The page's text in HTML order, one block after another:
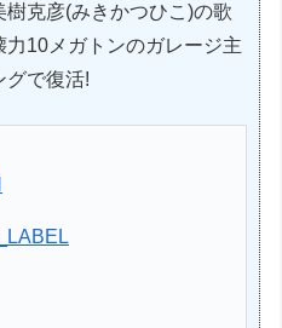
克彦(みきかつひこ)の歌
10メガトンのガレージ主
グで復活!